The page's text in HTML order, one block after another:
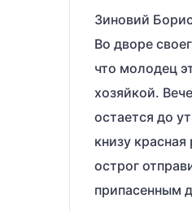
Зиновий
Во дворе
что молодец
хозяйкой.
остается до
книзу
острог
припасенным